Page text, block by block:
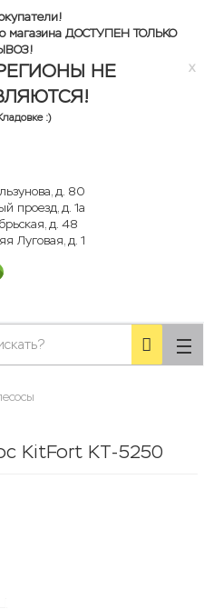
магазина ДОСТУПЕН ТОЛЬКО
НЕ
:)
x
д. 80
проезд, д. 1а
д. 48
Луговая, д. 1
KitFort КТ-5250